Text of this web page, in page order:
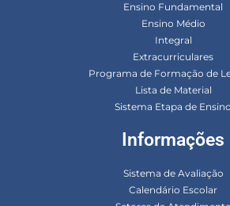
Ensino Fundamental
Ensino Médio
Integral
Extracurriculares
Programa de Formação de
Lista de Material
Sistema Etapa de Ensino
Informações
Sistema de Avaliação
Calendário Escolar